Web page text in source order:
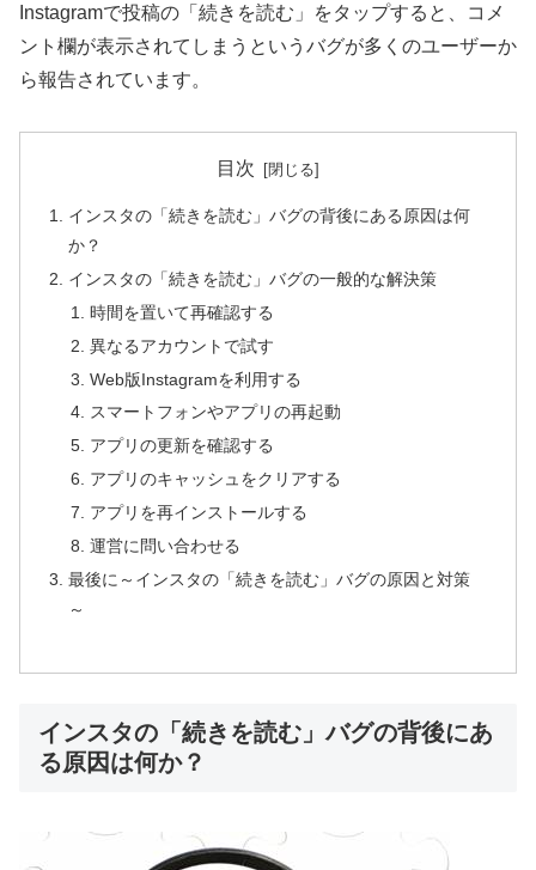
Instagramで投稿の「続きを読む」をタップすると、コメ
ント欄が表示されてしまうというバグが多くのユーザーか
ら報告されています。
目次
インスタの「続きを読む」バグの背後にある原因は何
か？
インスタの「続きを読む」バグの一般的な解決策
時間を置いて再確認する
異なるアカウントで試す
Web版Instagramを利用する
スマートフォンやアプリの再起動
アプリの更新を確認する
アプリのキャッシュをクリアする
アプリを再インストールする
運営に問い合わせる
最後に～インスタの「続きを読む」バグの原因と対策
～
インスタの「続きを読む」バグの背後にあ
る原因は何か？